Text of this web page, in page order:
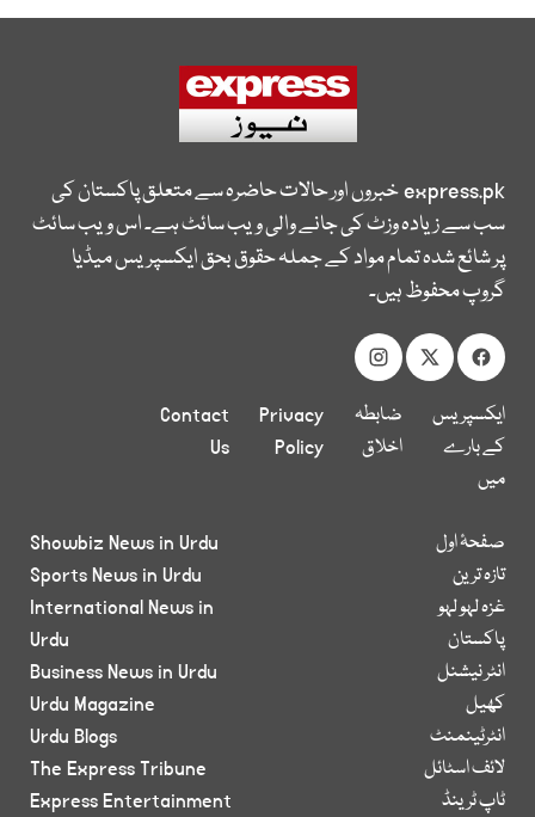
express.pkخبروں اور حالات حاضرہ سے متعلق پاکستان کی
سب سے زیادہ وزٹ کی جانے والی ویب سائٹ ہے۔ اس ویب سائٹ
پر شائع شدہ تمام مواد کے جملہ حقوق بحق ایکسپریس میڈیا
گروپ محفوظ ہیں۔
ایکسپریس
کے بارے
میں
ضابطہ
اخلاق
Privacy
Policy
Contact
Us
صفحۂ اول
تازہ ترین
غزہ لہو لہو
پاکستان
انٹر نیشنل
کھیل
انٹرٹینمنٹ
لائف اسٹائل
ٹاپ ٹرینڈ
Showbiz News in Urdu
Sports News in Urdu
International News in
Urdu
Business News in Urdu
Urdu Magazine
Urdu Blogs
The Express Tribune
Express Entertainment